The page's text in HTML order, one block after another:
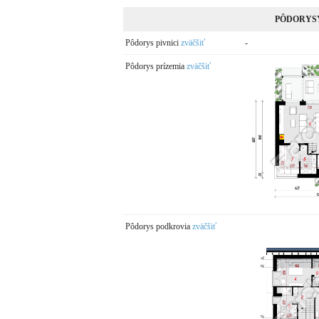
Pôdorys pivnici zväčšiť -
Pôdorys prízemia zväčšiť
Pôdorys podkrovia zväčšiť